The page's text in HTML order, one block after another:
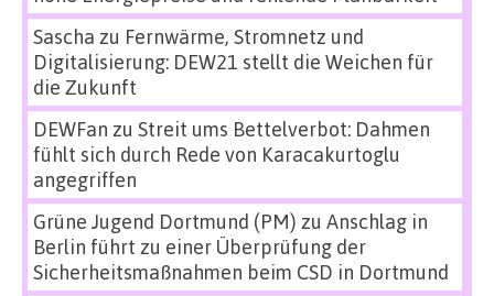
Sascha zu Fernwärme, Stromnetz und
Digitalisierung: DEW21 stellt die Weichen für
die Zukunft
DEWFan zu Streit ums Bettelverbot: Dahmen
fühlt sich durch Rede von Karacakurtoglu
angegriffen
Grüne Jugend Dortmund (PM) zu Anschlag in
Berlin führt zu einer Überprüfung der
Sicherheitsmaßnahmen beim CSD in Dortmund